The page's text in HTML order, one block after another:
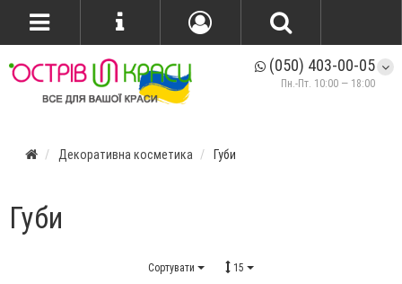
(050) 403-00-05
Пн.-Пт. 10:00 — 18:00
Декоративна косметика Губи
Губи
Сортувати 15